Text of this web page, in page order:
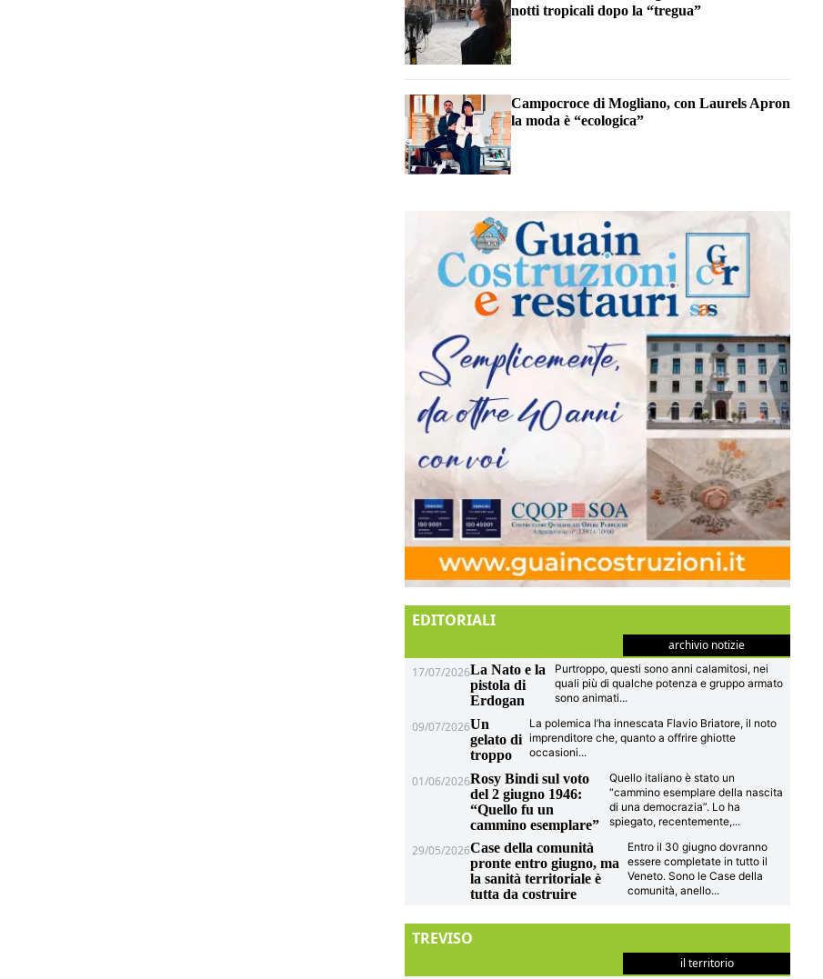
notti tropicali dopo la “tregua”
Campocroce di Mogliano, con Laurels Apron
la moda è “ecologica”
EDITORIALI
archivio notizie
17/07/2026La Nato e la
pistola di
Erdogan
Purtroppo, questi sono anni calamitosi, nei
quali più di qualche potenza e gruppo armato
sono animati...
09/07/2026Un
gelato di
troppo
La polemica l’ha innescata Flavio Briatore, il noto
imprenditore che, quanto a offrire ghiotte
occasioni...
01/06/2026Rosy Bindi sul voto
del 2 giugno 1946:
“Quello fu un
cammino esemplare”
Quello italiano è stato un
“cammino esemplare della nascita
di una democrazia”. Lo ha
spiegato, recentemente,...
29/05/2026Case della comunità
pronte entro giugno, ma
la sanità territoriale è
tutta da costruire
Entro il 30 giugno dovranno
essere completate in tutto il
Veneto. Sono le Case della
comunità, anello...
TREVISO
il territorio